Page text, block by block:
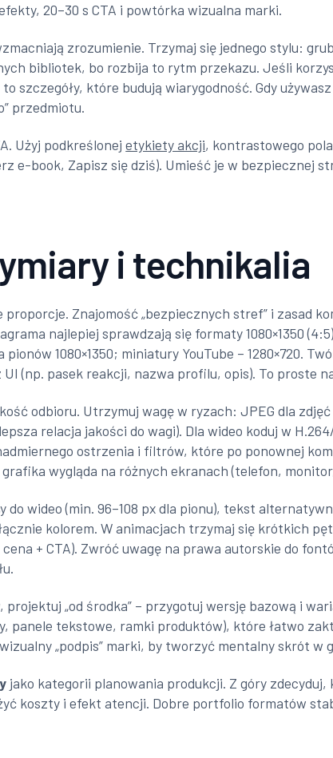
20–30 s CTA i powtórka wizualna marki.
zrozumienie. Trzymaj się jednego stylu:
bibliotek, bo rozbija to rytm przekazu. Jeśli
szczegóły, które budują wiarygodność. Gdy
przedmiotu.
Użyj podkreślonejetykiety akcji, kontrastowego
e-book, Zapisz się dziś). Umieść je w bezpiecznej
i technikalia
Znajomość „bezpiecznych stref” i zasad
najlepiej sprawdzają się formaty 1080×1350
pionów 1080×1350; miniatury YouTube – 1280×720.
(np. pasek reakcji, nazwa profilu, opis). To proste
odbioru. Utrzymuj wagę w ryzach: JPEG dla
relacja jakości do wagi). Dla wideo koduj w
ostrzenia i filtrów, które po ponownej
wygląda na różnych ekranach (telefon,
do wideo (min. 96–108 px dla pionu), tekst
kolorem. W animacjach trzymaj się krótkich
+ CTA). Zwróć uwagę na prawa autorskie do
projektuj „od środka” – przygotuj wersję bazową i
panele tekstowe, ramki produktów), które łatwo
„podpis” marki, by tworzyć mentalny skrót w
jako kategorii planowania produkcji. Z góry
koszty i efekt atencji. Dobre portfolio formatów